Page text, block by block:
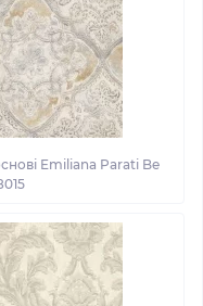
Emiliana Parati Be